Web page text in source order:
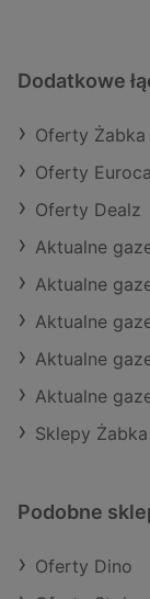
Dodatkowe
Oferty Żabka
Oferty
Oferty Dealz
Aktualne
Aktualne
Aktualne
Aktualne
Aktualne
Sklepy
Podobne
Oferty Dino